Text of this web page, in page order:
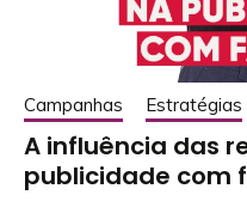
Campanhas Estratégias
A influência das
publicidade com